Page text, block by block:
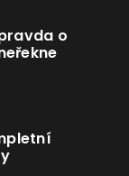
o